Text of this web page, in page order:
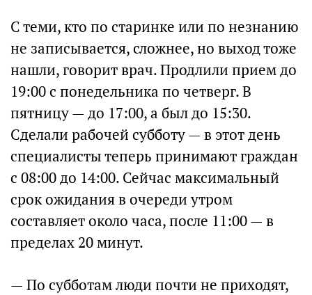
С теми, кто по старинке или по незнанию
не записывается, сложнее, но выход тоже
нашли, говорит врач. Продлили прием до
19:00 с понедельника по четверг. В
пятницу — до 17:00, а был до 15:30.
Сделали рабочей субботу — в этот день
специалисты теперь принимают граждан
с 08:00 до 14:00. Сейчас максимальный
срок ожидания в очереди утром
составляет около часа, после 11:00 — в
пределах 20 минут.
— По субботам люди почти не приходят,